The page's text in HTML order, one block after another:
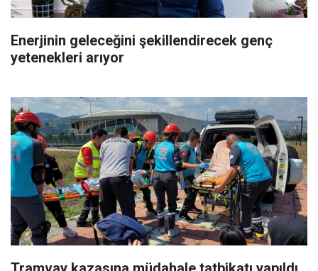
Enerjinin geleceğini şekillendirecek genç
yetenekleri arıyor